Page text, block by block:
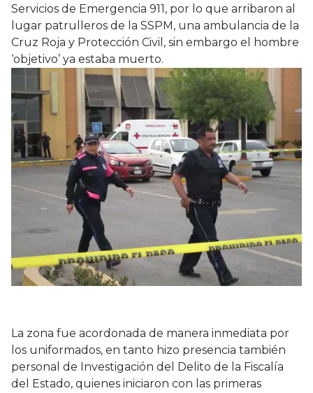
Servicios de Emergencia 911, por lo que arribaron al
lugar patrulleros de la SSPM, una ambulancia de la
Cruz Roja y Protección Civil, sin embargo el hombre
‘objetivo’ ya estaba muerto.
La zona fue acordonada de manera inmediata por
los uniformados, en tanto hizo presencia también
personal de Investigación del Delito de la Fiscalía
del Estado, quienes iniciaron con las primeras